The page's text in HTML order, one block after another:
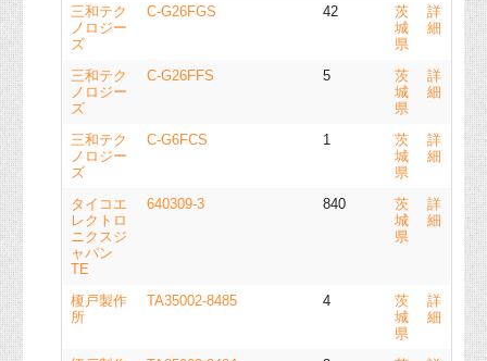
三和テク
ノロジー
ズ
C-G26FGS 42
茨
城
県
詳
細
三和テク
ノロジー
ズ
C-G26FFS 5
茨
城
県
詳
細
三和テク
ノロジー
ズ
C-G6FCS 1
茨
城
県
詳
細
タイコエ
レクトロ
ニクスジ
ャパン
TE
640309-3 840
茨
城
県
詳
細
榎戸製作
所
TA35002-8485 4
茨
城
県
詳
細